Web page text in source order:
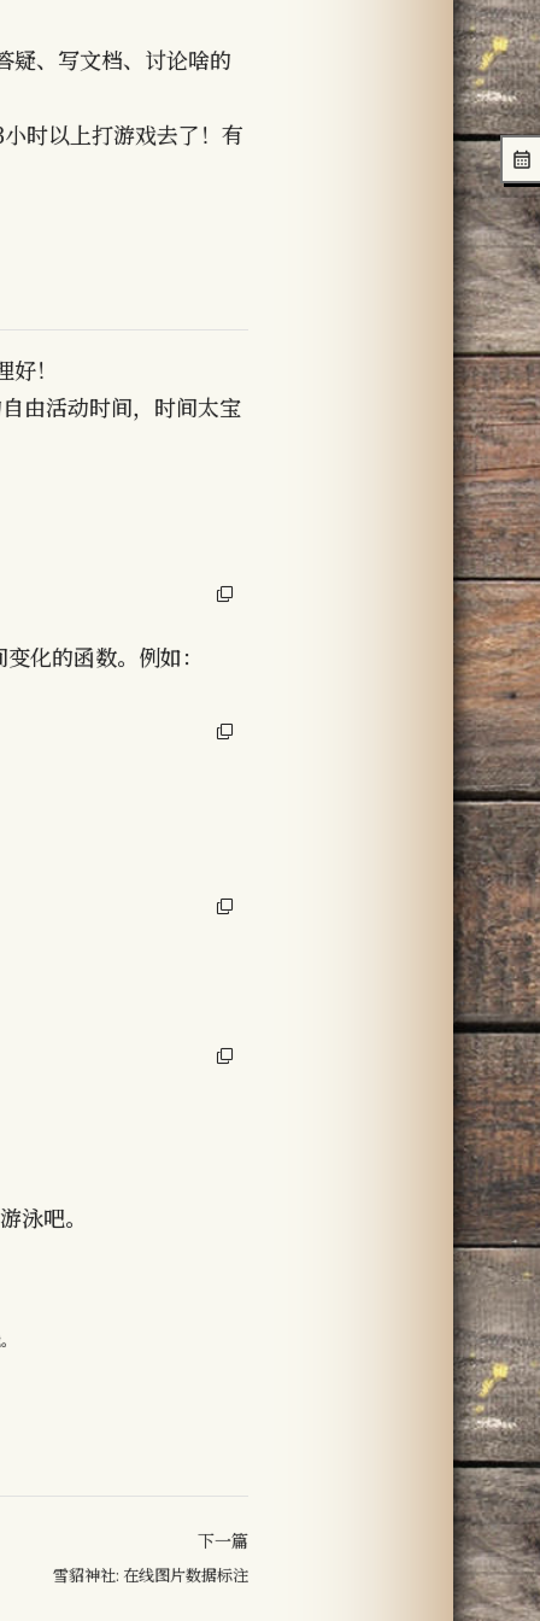
疑、写文档、讨论啥的
时以上打游戏去了！有
！
由活动时间，时间太宝
化的函数。例如：
\\0 & \text{else}\end{array}\right.
泳吧。
下一篇
雪貂神社: 在线图片数据标注